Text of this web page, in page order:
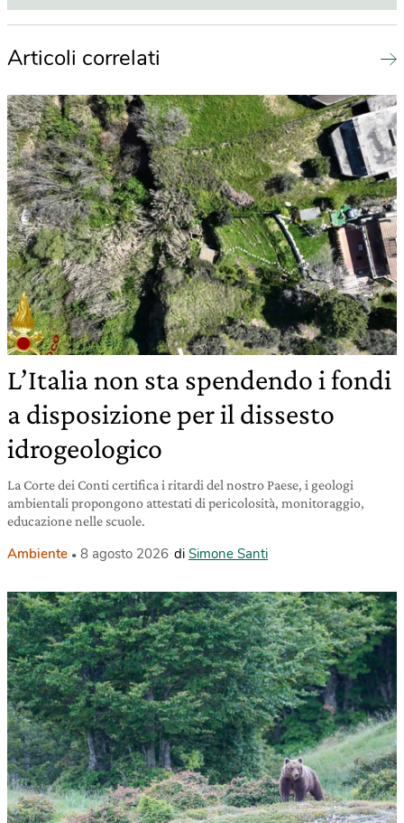
Articoli correlati
L’Italia non sta spendendo i fondi
a disposizione per il dissesto
idrogeologico
La Corte dei Conti certifica i ritardi del nostro Paese, i geologi
ambientali propongono attestati di pericolosità, monitoraggio,
educazione nelle scuole.
Ambiente 8 agosto 2026 di Simone Santi